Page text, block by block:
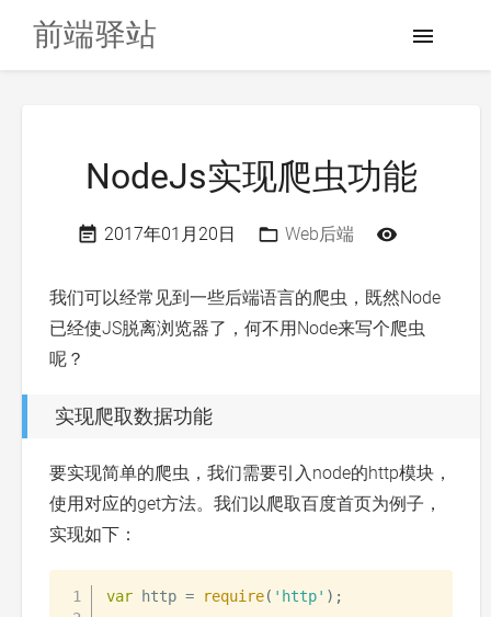
前端驿站
NodeJs实现爬虫功能
2017年01月20日 Web后端
我们可以经常见到一些后端语言的爬虫，既然Node
已经使JS脱离浏览器了，何不用Node来写个爬虫
呢？
实现爬取数据功能
要实现简单的爬虫，我们需要引入node的http模块，
使用对应的get方法。我们以爬取百度首页为例子，
实现如下：
var http = require( 'http' ) ;